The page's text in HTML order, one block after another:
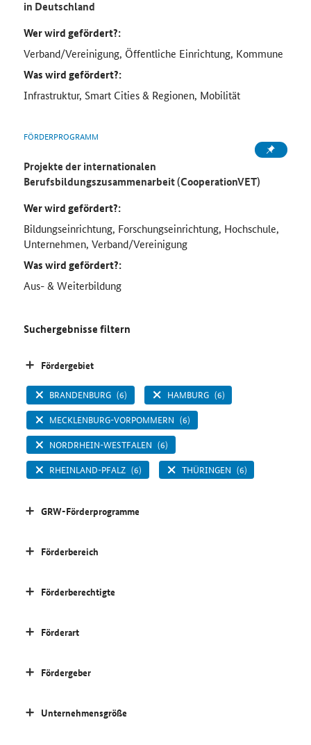
in Deutschland
Wer wird gefördert?:
Verband/Vereinigung, Öffentliche Einrichtung, Kommune
Was wird gefördert?:
Infrastruktur, Smart Cities & Regionen, Mobilität
FÖRDERPROGRAMM
Projekte der internationalen
Berufsbildungszusammenarbeit (CooperationVET)
Wer wird gefördert?:
Bildungseinrichtung, Forschungseinrichtung, Hochschule,
Unternehmen, Verband/Vereinigung
Was wird gefördert?:
Aus- & Weiterbildung
Suchergebnisse filtern
Fördergebiet
BRANDENBURG (6) HAMBURG (6)
MECKLENBURG-VORPOMMERN (6)
NORDRHEIN-WESTFALEN (6)
RHEINLAND-PFALZ (6) THÜRINGEN (6)
GRW-Förderprogramme
Förderbereich
Förderberechtigte
Förderart
Fördergeber
Unternehmensgröße